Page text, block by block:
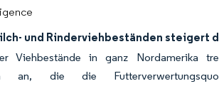
und Rinderviehbeständen
Viehbestände in ganz Nordamerika
an, die die